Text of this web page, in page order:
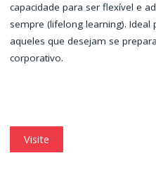
capacidade para ser flexível e
sempre (lifelong learning).
aqueles que desejam se
corporativo.
Visite